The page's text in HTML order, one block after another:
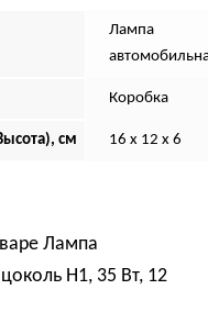
Лампа
Коробка
см 16 x 12 x 6
Лампа
H1, 35 Вт, 12